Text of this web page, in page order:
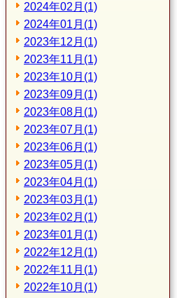
2024年02月(1)
2024年01月(1)
2023年12月(1)
2023年11月(1)
2023年10月(1)
2023年09月(1)
2023年08月(1)
2023年07月(1)
2023年06月(1)
2023年05月(1)
2023年04月(1)
2023年03月(1)
2023年02月(1)
2023年01月(1)
2022年12月(1)
2022年11月(1)
2022年10月(1)